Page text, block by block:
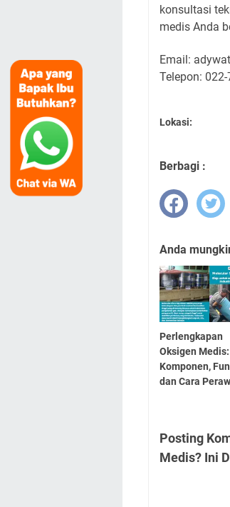
konsultasi
medis Anda
Email:
Telepon:
Lokasi:
Berbagi :
Anda
Perlengkapan
Oksigen Medis:
Komponen,
dan Cara
Posting
Medis? Ini